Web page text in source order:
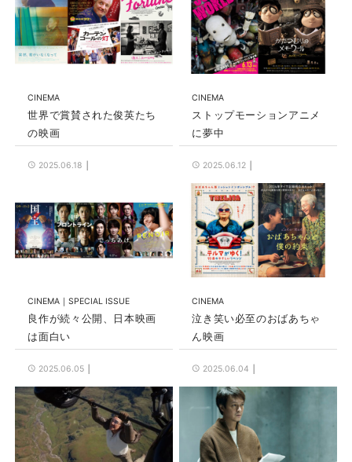
CINEMA
世界で賞賛された俊英たち
の映画
2025.06.18
CINEMA
ストップモーションアニメ
に夢中
2025.06.12
CINEMA SPECIAL ISSUE
良作が続々公開、日本映画
は面白い
2025.06.05
CINEMA
泣き笑い必至のおばあちゃ
ん映画
2025.06.04